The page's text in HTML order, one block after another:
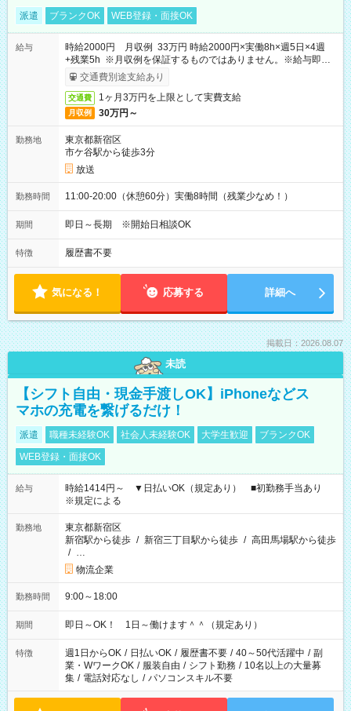
派遣 ブランクOK WEB登録・面接OK
給与
時給2000円 月収例 33万円 時給2000円×実働8h×週5日×4週
+残業5h ※月収例を保証するものではありません。※給与即受
取りサービス利用可（利用条件有）
交通費別途支給あり
交通費 1ヶ月3万円を上限として実費支給
月収例 30万円～
勤務地
東京都新宿区
市ケ谷駅から徒歩3分
放送
勤務時間 11:00-20:00（休憩60分）実働8時間（残業少なめ！）
期間 即日～長期 ※開始日相談OK
特徴 履歴書不要
気になる！ 応募する 詳細へ
掲載日：2026.08.07
未読
【シフト自由・現金手渡しOK】iPhoneなどス
マホの充電を繋げるだけ！
派遣 職種未経験OK 社会人未経験OK 大学生歓迎
ブランクOK
WEB登録・面接OK
給与
時給1414円～ ▼日払いOK（規定あり） ■初勤務手当あり
※規定による
勤務地
東京都新宿区
新宿駅から徒歩 / 新宿三丁目駅から徒歩 / 高田馬場駅から徒歩
/ …
物流企業
勤務時間 9:00～18:00
期間 即日～OK！ 1日～働けます＾＾（規定あり）
特徴 週1日からOK / 日払いOK / 履歴書不要 / 40～50代活躍中 / 副
業・WワークOK / 服装自由 / シフト勤務 / 10名以上の大量募
集 / 電話対応なし / パソコンスキル不要